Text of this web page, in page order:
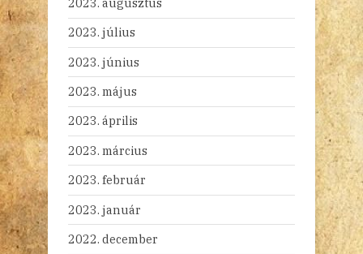
2023. július
2023. június
2023. május
2023. április
2023. március
2023. február
2023. január
2022. december